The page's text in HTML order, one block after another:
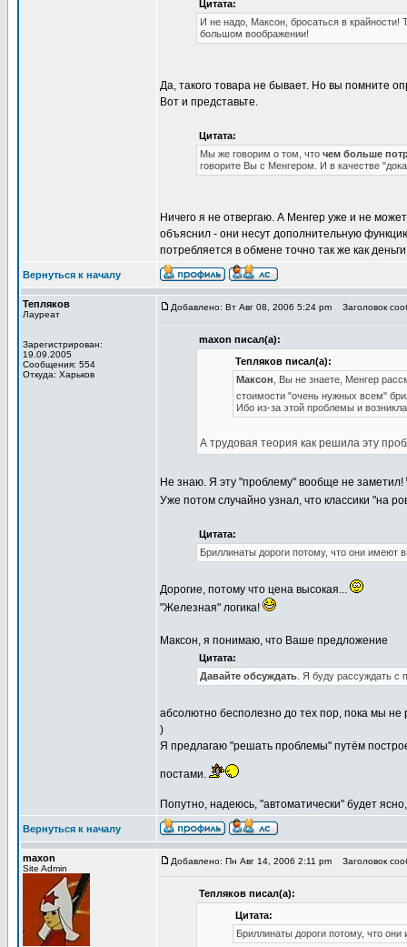
Цитата:
И не надо, Максон, бросаться в крайности!
большом воображении!
Да, такого товара не бывает. Но вы помните
Вот и представьте.
Цитата:
Мы же говорим о том, что чем больше
говорите Вы с Менгером. И в качестве
Ничего я не отвергаю. А Менгер уже и не
объяснил - они несут дополнительную
потребляется в обмене точно так же как
Вернуться к началу
Тепляков
Лауреат
Зарегистрирован:
19.09.2005
Сообщения: 554
Откуда: Харьков
Добавлено: Вт Авг 08, 2006 5:24 pm Заголовок
maxon писал(а):
Тепляков писал(а):
Максон , Вы не знаете, Менгер
стоимости "очень нужных всем"
Ибо из-за этой проблемы и
А трудовая теория как решила эту
Не знаю. Я эту "проблему" вообще не заметил!
Уже потом случайно узнал, что классики "на
Цитата:
Бриллинаты дороги потому, что они имеют
Дорогие, потому что цена высокая...
"Железная" логика!
Максон, я понимаю, что Ваше предложение
Цитата:
Давайте обсуждать . Я буду рассуждать с
абсолютно бесполезно до тех пор, пока мы не
)
Я предлагаю "решать проблемы" путём
постами.
Попутно, надеюсь, "автоматически" будет
Вернуться к началу
maxon
Site Admin
Добавлено: Пн Авг 14, 2006 2:11 pm Заголовок
Тепляков писал(а):
Цитата:
Бриллинаты дороги потому, что